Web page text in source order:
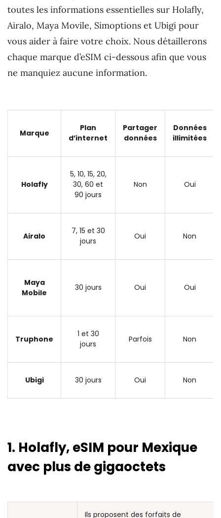
toutes les informations essentielles sur Holafly,
Airalo, Maya Movile, Simoptions et Ubigi pour
vous aider à faire votre choix. Nous détaillerons
chaque marque d’eSIM ci-dessous afin que vous
ne manquiez aucune information.
Marque
Plan
d’internet
Partager
données
Données
illimitées
Holafly
5, 10, 15, 20,
30, 60 et
90 jours
Non Oui
Airalo
7, 15 et 30
jours
Oui Non
Maya
Mobile
30 jours Oui Oui
Truphone
1 et 30
jours
Parfois Non
Ubigi 30 jours Oui Non
1. Holafly, eSIM pour Mexique
avec plus de gigaoctets
Ils proposent des forfaits de